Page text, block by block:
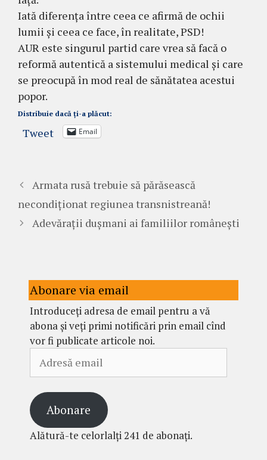
Iată diferența între ceea ce afirmă de ochii
lumii și ceea ce face, în realitate, PSD!
AUR este singurul partid care vrea să facă o
reformă autentică a sistemului medical și care
se preocupă în mod real de sănătatea acestui
popor.
Distribuie dacă ți-a plăcut:
Tweet Email
Armata rusă trebuie să părăsească
necondiționat regiunea transnistreană!
Adevărații dușmani ai familiilor românești
Abonare via email
Introduceți adresa de email pentru a vă
abona și veți primi notificări prin email cînd
vor fi publicate articole noi.
email
Abonare
Alătură-te celorlalți 241 de abonați.